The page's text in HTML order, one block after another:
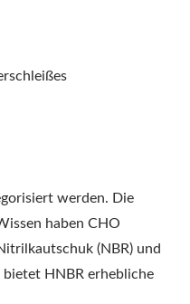
werden. Die
haben CHO
(NBR) und
HNBR erhebliche